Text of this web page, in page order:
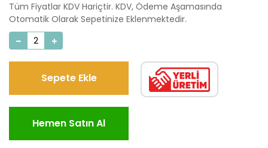
Tüm Fiyatlar KDV Hariçtir. KDV, Ödeme Aşamasında
Otomatik Olarak Sepetinize Eklenmektedir.
Sepete Ekle
Hemen Satın Al